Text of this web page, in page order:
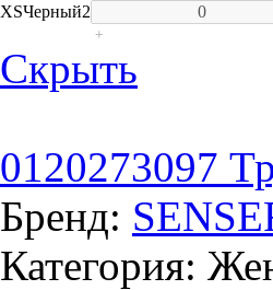
XSЧерный2
+
Скрыть
0120273097
Бренд:
Категория: